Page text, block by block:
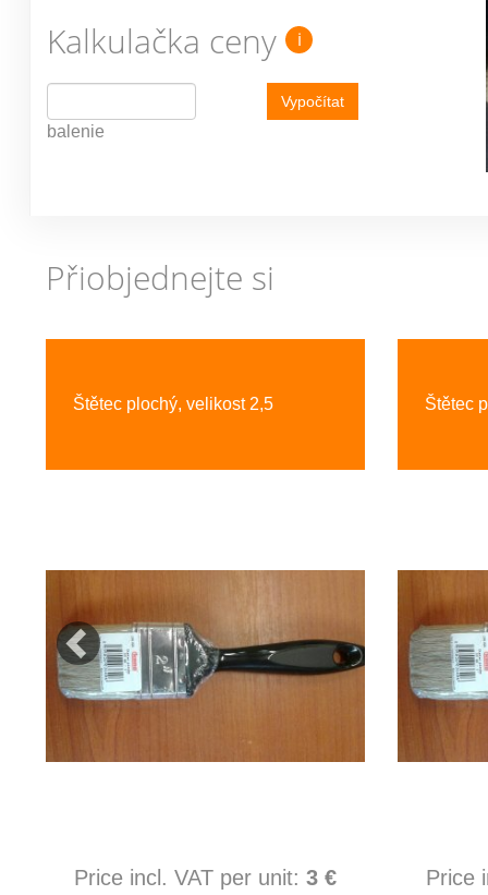
Kalkulačka ceny i
balenie
Vypočítat
Přiobjednejte si
Štětec plochý, velikost 2,5
Price incl. VAT per unit:3 €
Štětec
Price